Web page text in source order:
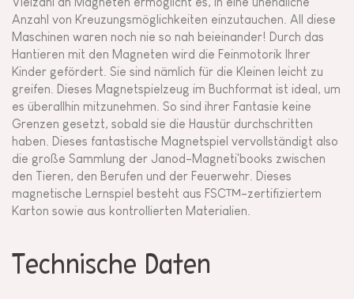
Anzahl von Kreuzungsmöglichkeiten einzutauchen. All diese
Maschinen waren noch nie so nah beieinander! Durch das
Hantieren mit den Magneten wird die Feinmotorik Ihrer
Kinder gefördert. Sie sind nämlich für die Kleinen leicht zu
greifen. Dieses Magnetspielzeug im Buchformat ist ideal, um
es überallhin mitzunehmen. So sind ihrer Fantasie keine
Grenzen gesetzt, sobald sie die Haustür durchschritten
haben. Dieses fantastische Magnetspiel vervollständigt also
die große Sammlung der Janod-Magneti'books zwischen
den Tieren, den Berufen und der Feuerwehr. Dieses
magnetische Lernspiel besteht aus FSC™-zertifiziertem
Karton sowie aus kontrollierten Materialien.
Technische Daten